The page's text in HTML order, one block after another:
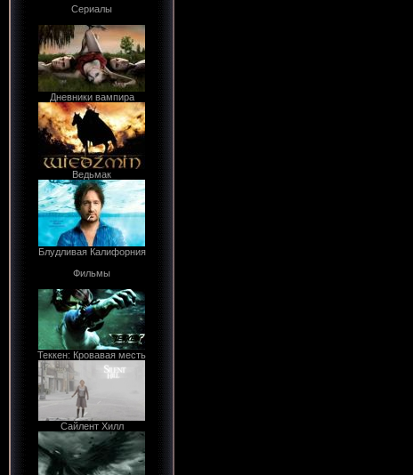
Сериалы
Дневники вампира
Ведьмак
Блудливая Калифорния
Фильмы
Теккен: Кровавая месть
Сайлент Хилл